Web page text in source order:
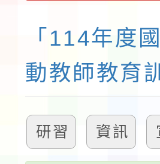
「114年度
動教師教育
研習 資訊